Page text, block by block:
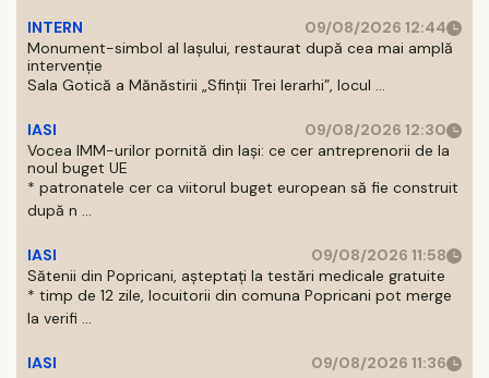
INTERN
09/08/2026 12:44
Monument-simbol al Iaşului, restaurat după cea mai amplă
intervenţie
Sala Gotică a Mănăstirii „Sfinţii Trei Ierarhi”, locul ...
IASI
09/08/2026 12:30
Vocea IMM-urilor pornită din Iași: ce cer antreprenorii de la
noul buget UE
* patronatele cer ca viitorul buget european să fie construit
după n ...
IASI
09/08/2026 11:58
Sătenii din Popricani, așteptați la testări medicale gratuite
* timp de 12 zile, locuitorii din comuna Popricani pot merge
la verifi ...
IASI
09/08/2026 11:36